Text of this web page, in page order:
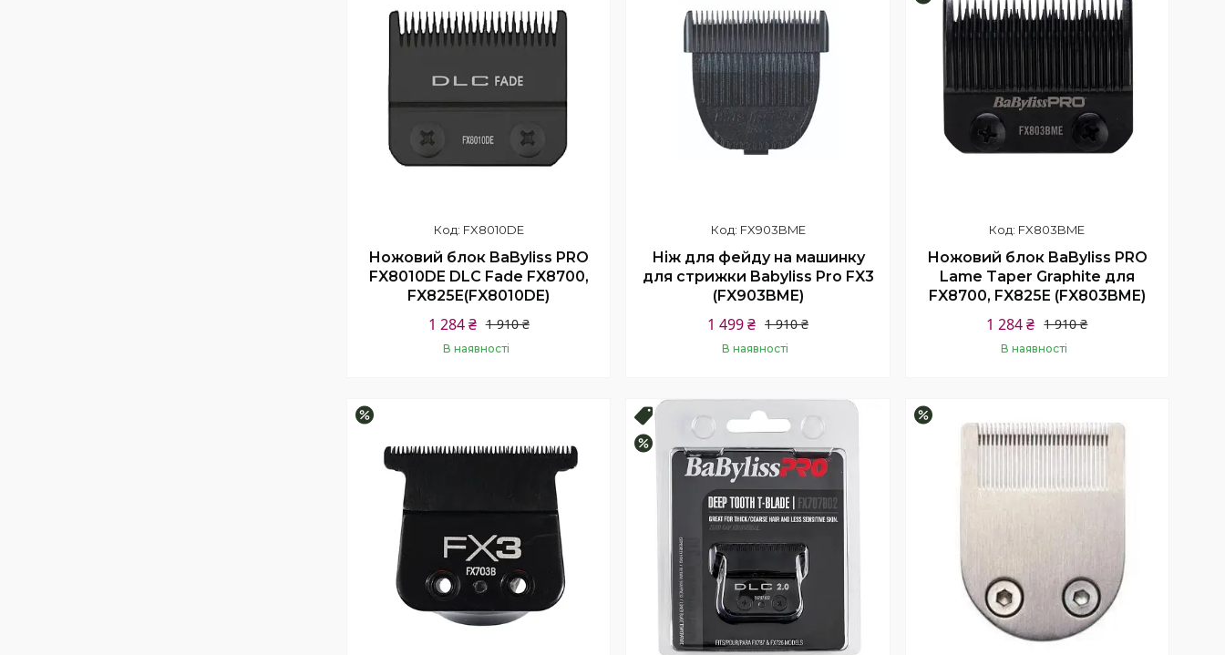
FX8010DE
Ножовий блок BaByliss PRO
FX8010DE DLC Fade FX8700,
FX825E(FX8010DE)
1 910 ₴
1 284 ₴
В наявності
FX903BME
Ніж для фейду на машинку
для стрижки Babyliss Pro FX3
(FX903BME)
1 910 ₴
1 499 ₴
В наявності
FX803BME
Ножовий блок BaByliss PRO
Lame Taper Graphite для
FX8700, FX825E (FX803BME)
1 910 ₴
1 284 ₴
В наявності
Топ продаж
–18%